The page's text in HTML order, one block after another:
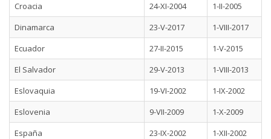
Croacia
24-XI-2004
1-II-2005
Dinamarca
23-V-2017
1-VIII-2017
Ecuador
27-II-2015
1-V-2015
El Salvador
29-V-2013
1-VIII-2013
Eslovaquia
19-VI-2002
1-IX-2002
Eslovenia
9-VII-2009
1-X-2009
España
23-IX-2002
1-XII-2002